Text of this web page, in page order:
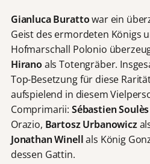
Gianluca Burattowar ein
Geist des ermordeten Königs
Hofmarschall Polonio
Hirano als Totengräber.
Top-Besetzung für diese
aufspielend in diesem
Comprimarii: Sébastien Soulès
Orazio, Bartosz Urbanowicz
Jonathan Winellals König
dessen Gattin.